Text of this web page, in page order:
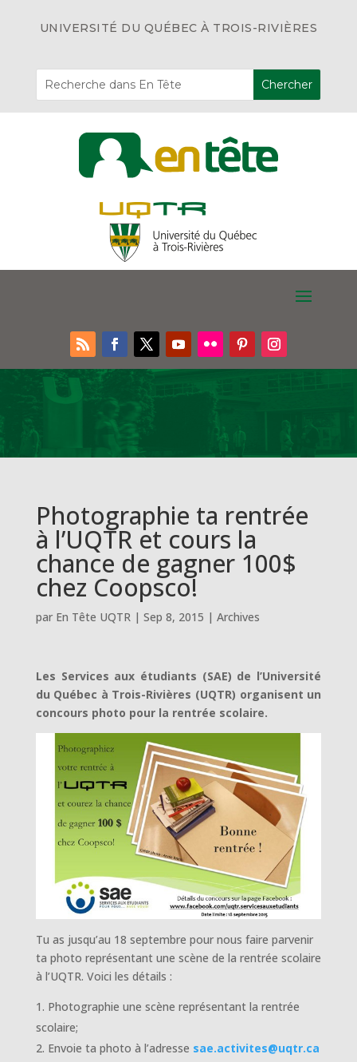
UNIVERSITÉ DU QUÉBEC À TROIS-RIVIÈRES
Photographie ta rentrée
à l’UQTR et cours la
chance de gagner 100$
chez Coopsco!
par En Tête UQTR| Sep 8, 2015 | Archives
Les Services aux étudiants (SAE) de l’Université
du Québec à Trois-Rivières (UQTR) organisent un
concours photo pour la rentrée scolaire.
Tu as jusqu’au 18 septembre pour nous faire parvenir
ta photo représentant une scène de la rentrée scolaire
à l’UQTR. Voici les détails :
Photographie une scène représentant la rentrée
scolaire;
Envoie ta photo à l’adresse sae.activites@uqtr.ca